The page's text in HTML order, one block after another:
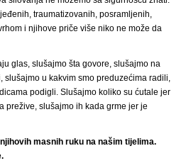
traumatizovanih, posramljenih,
i njihove priče više niko ne može da
glas, slušajmo šta govore, slušajmo na
slušajmo u kakvim smo preduzećima radili,
podigli. Slušajmo koliko su ćutale jer
prežive, slušajmo ih kada grme jer je
masnih ruku na našim tijelima.